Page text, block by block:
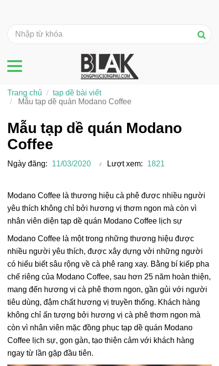
Mẫu tạp dề quán Modano
Coffee
Ngày đăng: 11/03/2020 Lượt xem: 1821
Modano Coffee là thương hiệu cà phê được nhiều người
yêu thích không chỉ bởi hương vị thơm ngon mà còn vì
nhân viên diện tạp dề quán Modano Coffee lịch sự
Modano Coffee là một trong những thương hiệu được
nhiều người yêu thích, được xây dựng vởi những người
có hiểu biết sâu rộng về cà phê rang xay. Bằng bí kiếp pha
chế riêng của Modano Coffee, sau hơn 25 năm hoàn thiện,
mang đến hương vị cà phê thơm ngon, gần gủi với người
tiêu dùng, đậm chất hương vị truyền thống. Khách hàng
không chỉ ấn tượng bởi hương vị cà phê thơm ngon mà
còn vì nhân viên mặc đồng phục tạp dề quán Modano
Coffee lịch sự, gọn gàn, tạo thiện cảm với khách hàng
ngay từ lần gặp đầu tiên.
Trang chủ
tạp dề bài viết
Mẫu tạp dề quán Modano Coffee